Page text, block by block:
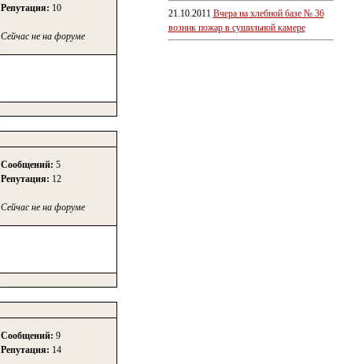
Репутация: 10
Сейчас не на форуме
Сообщений: 5
Репутация: 12
Сейчас не на форуме
Сообщений: 9
Репутация: 14
21.10.2011 Вчера на хлебной базе № 36
возник пожар в сушильной камере